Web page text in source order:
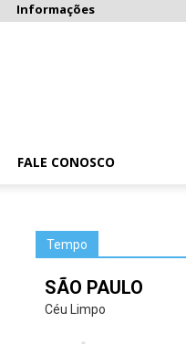
Informações
FALE CONOSCO
Tempo
SÃO PAULO
Céu Limpo